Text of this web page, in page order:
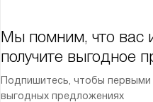
Мы помним, что вас
получите выгодное
Подпишитесь, чтобы первыми
выгодных предложениях